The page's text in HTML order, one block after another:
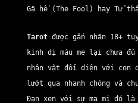
Gã hề (The Fool) hay Tử
Tarot được gắn nhãn 18+
kinh dị máu me lại chưa
nhân vật đối diện với con
lướt qua nhanh chóng và
Đan xen với sự ma mị đó là